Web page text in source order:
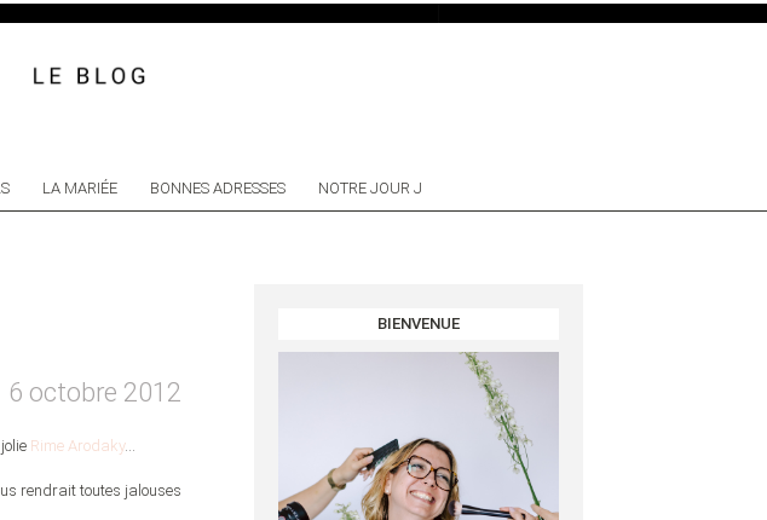
LA MARIÉE BONNES ADRESSES NOTRE JOUR J
6 octobre 2012
Rime Arodaky…
rendrait toutes jalouses
BIENVENUE